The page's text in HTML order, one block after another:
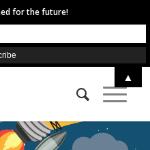
for the future!
▲